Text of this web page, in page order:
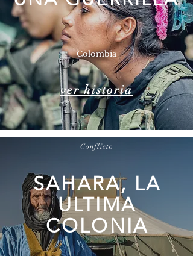
Colombia
ver historia
Conflicto
SAHARA, LA
ULTIMA
COLONIA